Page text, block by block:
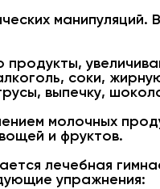
соки,
выпечку,
молочных
и фруктов.
лечебная
упражнения: